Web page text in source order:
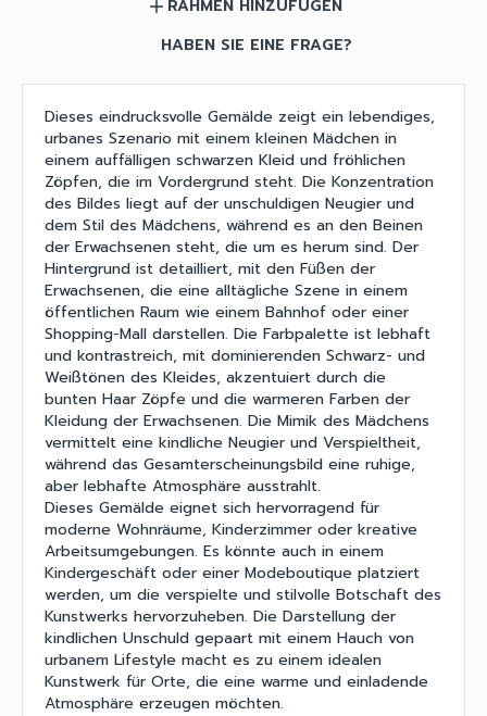
add RAHMEN HINZUFÜGEN
HABEN SIE EINE FRAGE?
Dieses eindrucksvolle Gemälde zeigt ein lebendiges,
urbanes Szenario mit einem kleinen Mädchen in
einem auffälligen schwarzen Kleid und fröhlichen
Zöpfen, die im Vordergrund steht. Die Konzentration
des Bildes liegt auf der unschuldigen Neugier und
dem Stil des Mädchens, während es an den Beinen
der Erwachsenen steht, die um es herum sind. Der
Hintergrund ist detailliert, mit den Füßen der
Erwachsenen, die eine alltägliche Szene in einem
öffentlichen Raum wie einem Bahnhof oder einer
Shopping-Mall darstellen. Die Farbpalette ist lebhaft
und kontrastreich, mit dominierenden Schwarz- und
Weißtönen des Kleides, akzentuiert durch die
bunten Haar Zöpfe und die warmeren Farben der
Kleidung der Erwachsenen. Die Mimik des Mädchens
vermittelt eine kindliche Neugier und Verspieltheit,
während das Gesamterscheinungsbild eine ruhige,
aber lebhafte Atmosphäre ausstrahlt.
Dieses Gemälde eignet sich hervorragend für
moderne Wohnräume, Kinderzimmer oder kreative
Arbeitsumgebungen. Es könnte auch in einem
Kindergeschäft oder einer Modeboutique platziert
werden, um die verspielte und stilvolle Botschaft des
Kunstwerks hervorzuheben. Die Darstellung der
kindlichen Unschuld gepaart mit einem Hauch von
urbanem Lifestyle macht es zu einem idealen
Kunstwerk für Orte, die eine warme und einladende
Atmosphäre erzeugen möchten.